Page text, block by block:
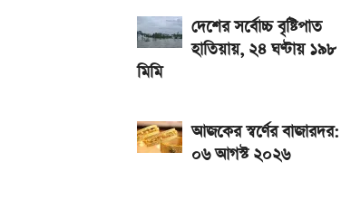
দেশের সর্বোচ্চ বৃষ্টিপাত
হাতিয়ায়, ২৪ ঘণ্টায় ১৯৮
মিমি
আজকের স্বর্ণের বাজারদর:
০৬ আগস্ট ২০২৬